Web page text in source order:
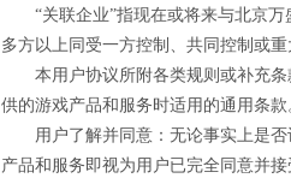
“关联企业”指现在或将来与北京
多方以上同受一方控制、共同控制或
本用户协议所附各类规则或补充
供的游戏产品和服务时适用的通用条
用户了解并同意：无论事实上是
产品和服务即视为用户已完全同意并